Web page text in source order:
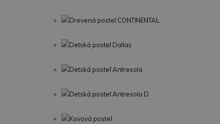
Drevená posteľ CONTINENTAL
Detská posteľ Dallas
Detská posteľ Antresola
Detská posteľ Antresola D
Kovová posteľ